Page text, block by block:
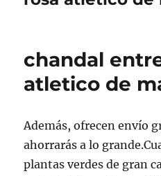
chandal
atletico de
Además, ofrecen envío
ahorrarás a lo
plantas verdes de gran